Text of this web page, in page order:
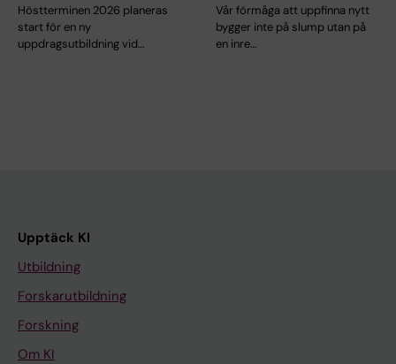
Höstterminen 2026 planeras
start för en ny
uppdragsutbildning vid…
Vår förmåga att uppfinna nytt
bygger inte på slump utan på
en inre…
Upptäck KI
Utbildning
Forskarutbildning
Forskning
Om KI